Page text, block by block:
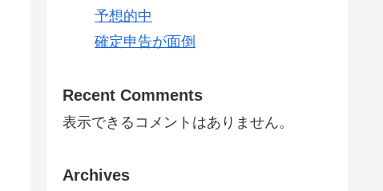
予想的中
確定申告が面倒
Recent Comments
表示できるコメントはありません。
Archives